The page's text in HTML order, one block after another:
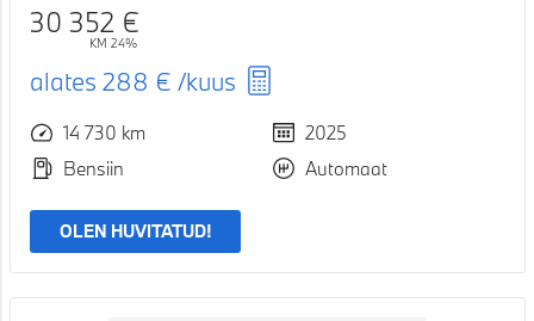
30 352 €
KM 24%
alates 288 € /kuus
14 730 km
2025
Bensiin
Automaat
OLEN HUVITATUD!